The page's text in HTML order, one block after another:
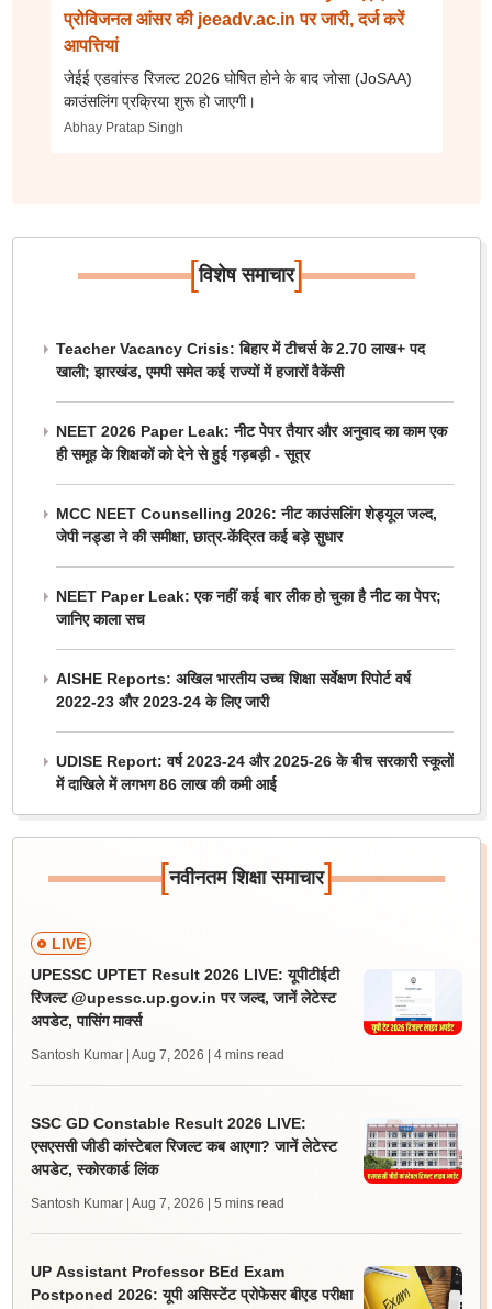
प्रोविजनल आंसर की jeeadv.ac.in पर जारी, दर्ज करें
आपत्तियां
जेईई एडवांस्ड रिजल्ट 2026 घोषित होने के बाद जोसा (JoSAA)
काउंसलिंग प्रक्रिया शुरू हो जाएगी।
Abhay Pratap Singh
[विशेष समाचार]
Teacher Vacancy Crisis: बिहार में टीचर्स के 2.70 लाख+ पद
खाली; झारखंड, एमपी समेत कई राज्यों में हजारों वैकेंसी
NEET 2026 Paper Leak: नीट पेपर तैयार और अनुवाद का काम एक
ही समूह के शिक्षकों को देने से हुई गड़बड़ी - सूत्र
MCC NEET Counselling 2026: नीट काउंसलिंग शेड्यूल जल्द,
जेपी नड्डा ने की समीक्षा, छात्र-केंद्रित कई बड़े सुधार
NEET Paper Leak: एक नहीं कई बार लीक हो चुका है नीट का पेपर;
जानिए काला सच
AISHE Reports: अखिल भारतीय उच्च शिक्षा सर्वेक्षण रिपोर्ट वर्ष
2022-23 और 2023-24 के लिए जारी
UDISE Report: वर्ष 2023-24 और 2025-26 के बीच सरकारी स्कूलों
में दाखिले में लगभग 86 लाख की कमी आई
[नवीनतम शिक्षा समाचार]
LIVE
UPESSC UPTET Result 2026 LIVE: यूपीटीईटी
रिजल्ट @upessc.up.gov.in पर जल्द, जानें लेटेस्ट
अपडेट, पासिंग मार्क्स
Santosh Kumar | Aug 7, 2026 | 4 mins read
SSC GD Constable Result 2026 LIVE:
एसएससी जीडी कांस्टेबल रिजल्ट कब आएगा? जानें लेटेस्ट
अपडेट, स्कोरकार्ड लिंक
Santosh Kumar | Aug 7, 2026 | 5 mins read
UP Assistant Professor BEd Exam
Postponed 2026: यूपी असिस्टेंट प्रोफेसर बीएड परीक्षा